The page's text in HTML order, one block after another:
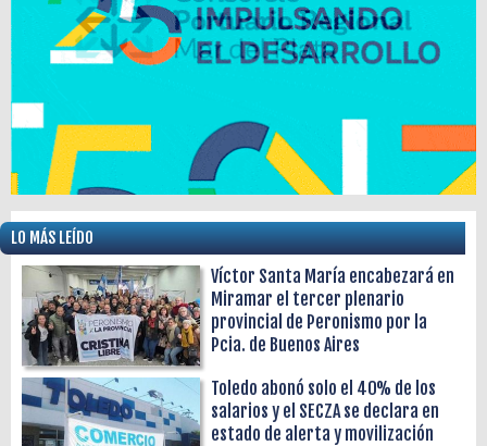
LO MÁS LEÍDO
Víctor Santa María encabezará en
Miramar el tercer plenario
provincial de Peronismo por la
Pcia. de Buenos Aires
Toledo abonó solo el 40% de los
salarios y el SECZA se declara en
estado de alerta y movilización